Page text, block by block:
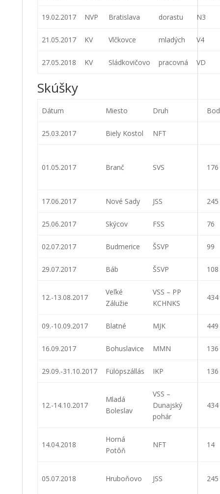
19.02.2017 NVP Bratislava dorastu N3
21.05.2017 KV Vlčkovce mladých V4
27.05.2018 KV Sládkovičovo pracovná VD
Skúšky
Dátum Miesto Druh
25.03.2017 Biely Kostol NFT
01.05.2017 Branč SVS 176
17.06.2017 Nové Sady JSS 245
25.06.2017 Skýcov FSS 76
02.07.2017 Budmerice ŠSVP 99
29.07.2017 Báb ŠSVP 108
12.-13.08.2017
Veľké
Zálužie
VSS – PP
KCHNKS
434
09.-10.09.2017 Blatné MJK 449
16.09.2017 Bohuslavice MMN 136
29.09.-31.10.2017 Fülöpszállás IKP 136
12.-14.10.2017
Mladá
Boleslav
VSS –
Dunajský
pohár
434
14.04.2018
Horná
Potôň
NFT 14
05.07.2018 Hruboňovo JSS 245